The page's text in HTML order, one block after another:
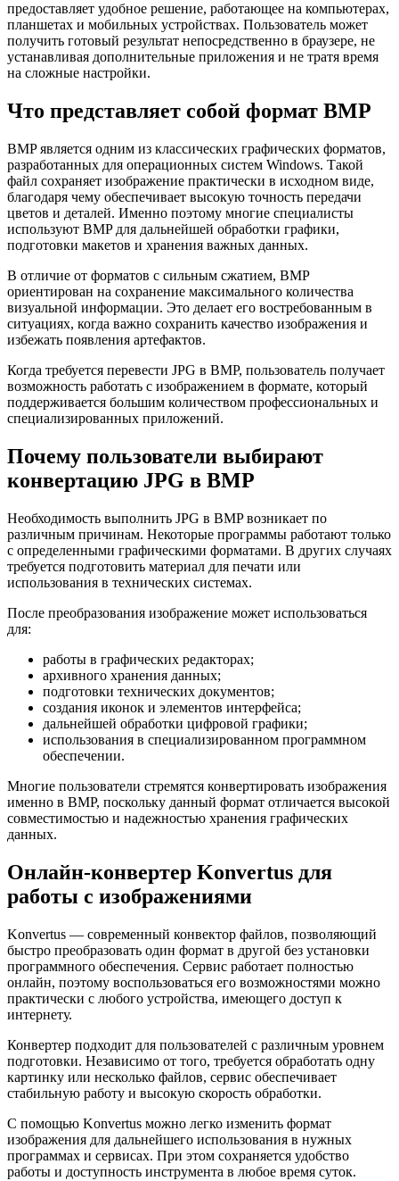
предоставляет удобное решение, работающее на компьютерах,
планшетах и мобильных устройствах. Пользователь может
получить готовый результат непосредственно в браузере, не
устанавливая дополнительные приложения и не тратя время
на сложные настройки.
Что представляет собой формат BMP
BMP является одним из классических графических форматов,
разработанных для операционных систем Windows. Такой
файл сохраняет изображение практически в исходном виде,
благодаря чему обеспечивает высокую точность передачи
цветов и деталей. Именно поэтому многие специалисты
используют BMP для дальнейшей обработки графики,
подготовки макетов и хранения важных данных.
В отличие от форматов с сильным сжатием, BMP
ориентирован на сохранение максимального количества
визуальной информации. Это делает его востребованным в
ситуациях, когда важно сохранить качество изображения и
избежать появления артефактов.
Когда требуется перевести JPG в BMP, пользователь получает
возможность работать с изображением в формате, который
поддерживается большим количеством профессиональных и
специализированных приложений.
Почему пользователи выбирают
конвертацию JPG в BMP
Необходимость выполнить JPG в BMP возникает по
различным причинам. Некоторые программы работают только
с определенными графическими форматами. В других случаях
требуется подготовить материал для печати или
использования в технических системах.
После преобразования изображение может использоваться
для:
работы в графических редакторах;
архивного хранения данных;
подготовки технических документов;
создания иконок и элементов интерфейса;
дальнейшей обработки цифровой графики;
использования в специализированном программном
обеспечении.
Многие пользователи стремятся конвертировать изображения
именно в BMP, поскольку данный формат отличается высокой
совместимостью и надежностью хранения графических
данных.
Онлайн-конвертер Konvertus для
работы с изображениями
Konvertus — современный конвектор файлов, позволяющий
быстро преобразовать один формат в другой без установки
программного обеспечения. Сервис работает полностью
онлайн, поэтому воспользоваться его возможностями можно
практически с любого устройства, имеющего доступ к
интернету.
Конвертер подходит для пользователей с различным уровнем
подготовки. Независимо от того, требуется обработать одну
картинку или несколько файлов, сервис обеспечивает
стабильную работу и высокую скорость обработки.
С помощью Konvertus можно легко изменить формат
изображения для дальнейшего использования в нужных
программах и сервисах. При этом сохраняется удобство
работы и доступность инструмента в любое время суток.